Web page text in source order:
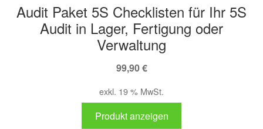
Audit Paket 5S Checklisten für Ihr 5S
Audit in Lager, Fertigung oder
Verwaltung
99,90€
exkl. 19 % MwSt.
Produkt anzeigen